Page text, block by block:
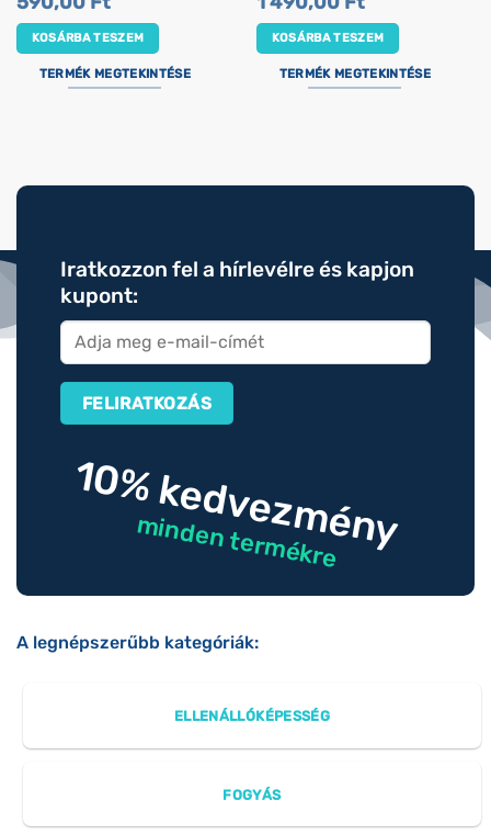
KOSÁRBA TESZEM
TERMÉK MEGTEKINTÉSE
KOSÁRBA TESZEM
TERMÉK MEGTEKINTÉSE
Iratkozzon fel a hírlevélre és kapjon
kupont:
10% kedvezmény
minden termékre
A legnépszerűbb kategóriák:
ELLENÁLLÓKÉPESSÉG
FOGYÁS